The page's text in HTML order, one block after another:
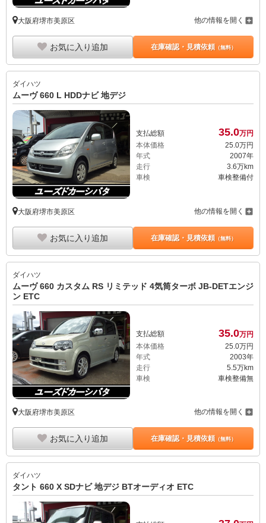
大阪府堺市美原区 他の情報を開く
お気に入り追加 在庫確認・見積依頼（無料）
ダイハツ
ムーヴ 660 L HDDナビ 地デジ
支払総額 35.0万円
本体価格
25.0万円
年式
2007年
走行
3.6万km
車検
車検整備付
大阪府堺市美原区 他の情報を開く
お気に入り追加 在庫確認・見積依頼（無料）
ダイハツ
ムーヴ 660 カスタム RS リミテッド 4気筒ターボ JB-DETエンジ
ン ETC
支払総額 35.0万円
本体価格
25. 0万円
年式
2003年
走行
5.5万km
車検
車検整備無
大阪府堺市美原区 他の情報を開く
お気に入り追加 在庫確認・見積依頼（無料）
ダイハツ
タント 660 X SDナビ 地デジ BTオーディオ ETC